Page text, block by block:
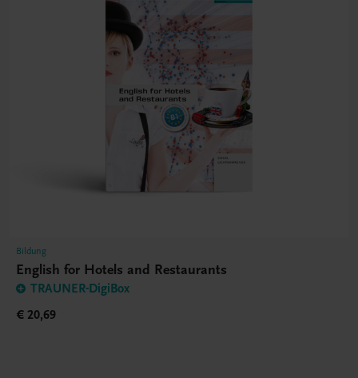
Bildung
English for Hotels and Restaurants
TRAUNER-DigiBox
€ 20,69